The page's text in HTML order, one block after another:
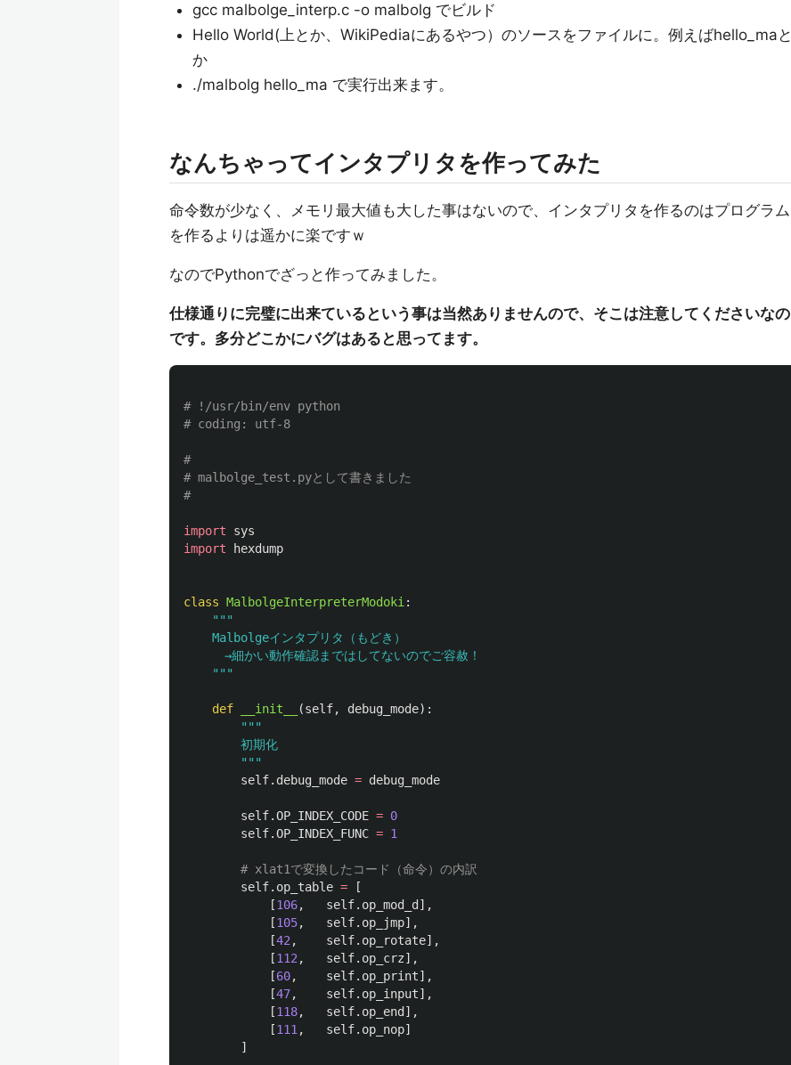
gcc malbolge_interp.c -o malbolg でビルド
Hello World(上とか、WikiPediaにあるやつ）のソースをファイルに。例えばhello_maと
か
./malbolg hello_ma で実行出来ます。
なんちゃってインタプリタを作ってみた
命令数が少なく、メモリ最大値も大した事はないので、インタプリタを作るのはプログラム
を作るよりは遥かに楽ですｗ
なのでPythonでざっと作ってみました。
仕様通りに完璧に出来ているという事は当然ありませんので、そこは注意してくださいなの
です。多分どこかにバグはあると思ってます。
# !/usr/bin/env python
#
# malbolge_test.pyとして書きました
import
sys
import
hexdump
class MalbolgeInterpreterModoki :
"""
    Malbolgeインタプリタ（もどき）
    　→細かい動作確認まではしてないのでご容赦！
"""
def __init__ (self, debug_mode):
"""
        初期化
"""
self. debug_mode = debug_mode
self.OP_INDEX_CODE = 0
self.OP_INDEX_FUNC = 1
self. op_table =
[
[106, self. op_mod_d ],
[105, self. op_jmp],
[42 , self. op_rotate],
[112 , self. op_crz],
[60, self. op_print],
[47, self. op_input],
[118, self. op_end ],
[111 , self. op_nop]
]